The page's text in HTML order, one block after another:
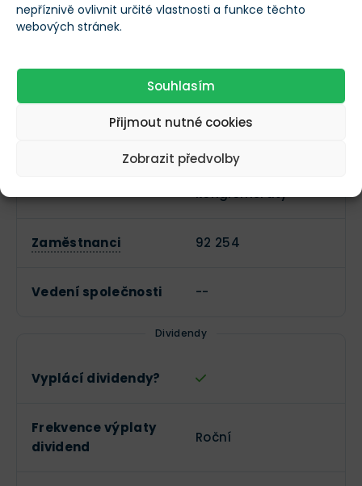
nepříznivě ovlivnit určité vlastnosti a funkce těchto
webových stránek.
Souhlasím
Přijmout nutné cookies
Zobrazit předvolby
Adresa sídla
společnosti
--
Průmysl
konglomeráty
Zaměstnanci 92 254
Vedení společnosti --
Dividendy
Vyplácí dividendy?
Frekvence výplaty
dividend
Roční